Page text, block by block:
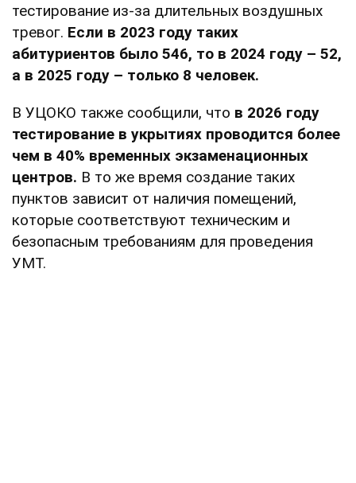
тестирование из-за длительных воздушных
тревог. Если в 2023 году таких
абитуриентов было 546, то в 2024 году – 52,
а в 2025 году – только 8 человек.
В УЦОКО также сообщили, что в 2026 году
тестирование в укрытиях проводится более
чем в 40% временных экзаменационных
центров. В то же время создание таких
пунктов зависит от наличия помещений,
которые соответствуют техническим и
безопасным требованиям для проведения
УМТ.